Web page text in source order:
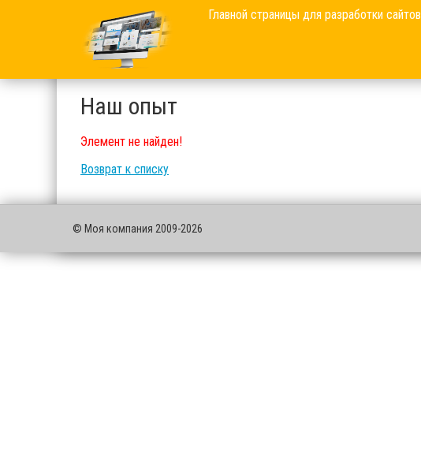
Главной страницы для разработки сайтов
Наш опыт
Элемент не найден!
Возврат к списку
© Моя компания 2009-2026